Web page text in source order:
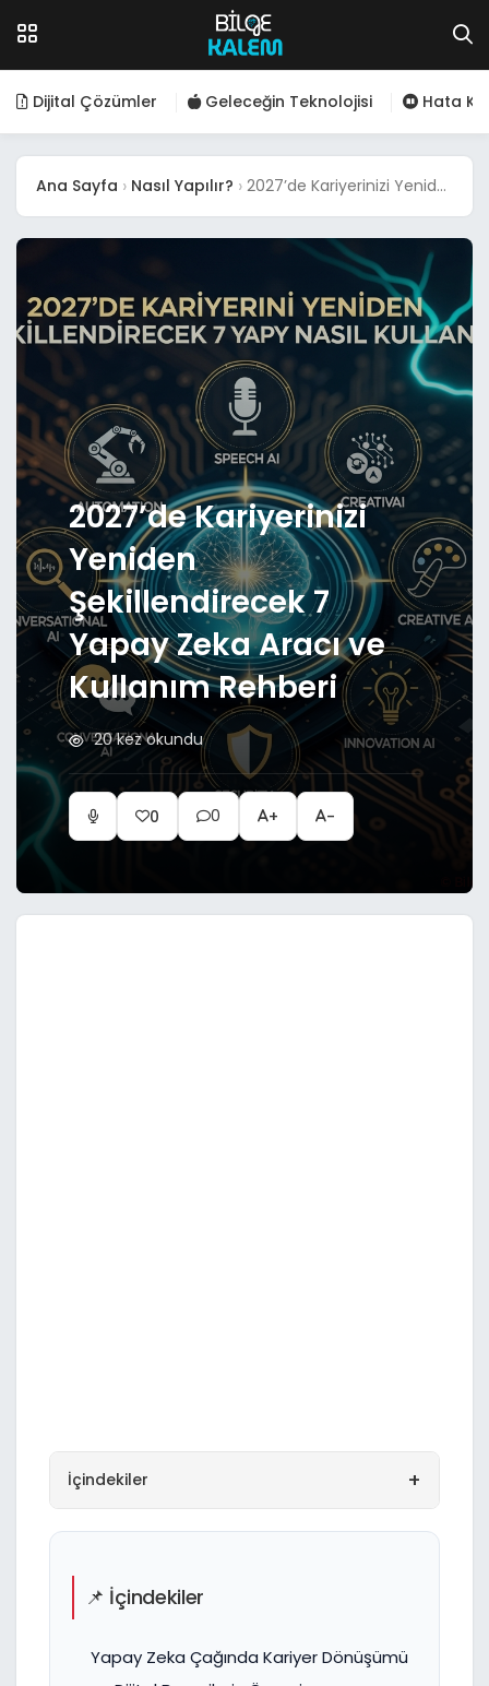
Dijital Çözümler Geleceğin Teknolojisi Hata
Ana Sayfa Nasıl Yapılır? 2027’de Kariyerinizi Yeniden Şekillendirecek 7 Yapay Zeka Aracı ve Kullanım Rehberi
2027’de Kariyerinizi
Yeniden
Şekillendirecek 7
Yapay Zeka Aracı ve
Kullanım Rehberi
20 kez okundu
0 0 + -
İçindekiler +
📌 İçindekiler
Yapay Zeka Çağında Kariyer Dönüşümü